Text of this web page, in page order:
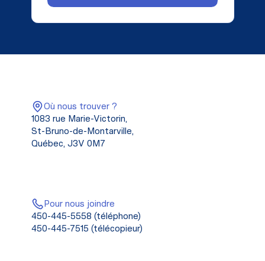
Où nous trouver ?
1083 rue Marie-Victorin,
St-Bruno-de-Montarville,
Québec, J3V 0M7
Pour nous joindre
450-445-5558 (téléphone)
450-445-7515 (télécopieur)